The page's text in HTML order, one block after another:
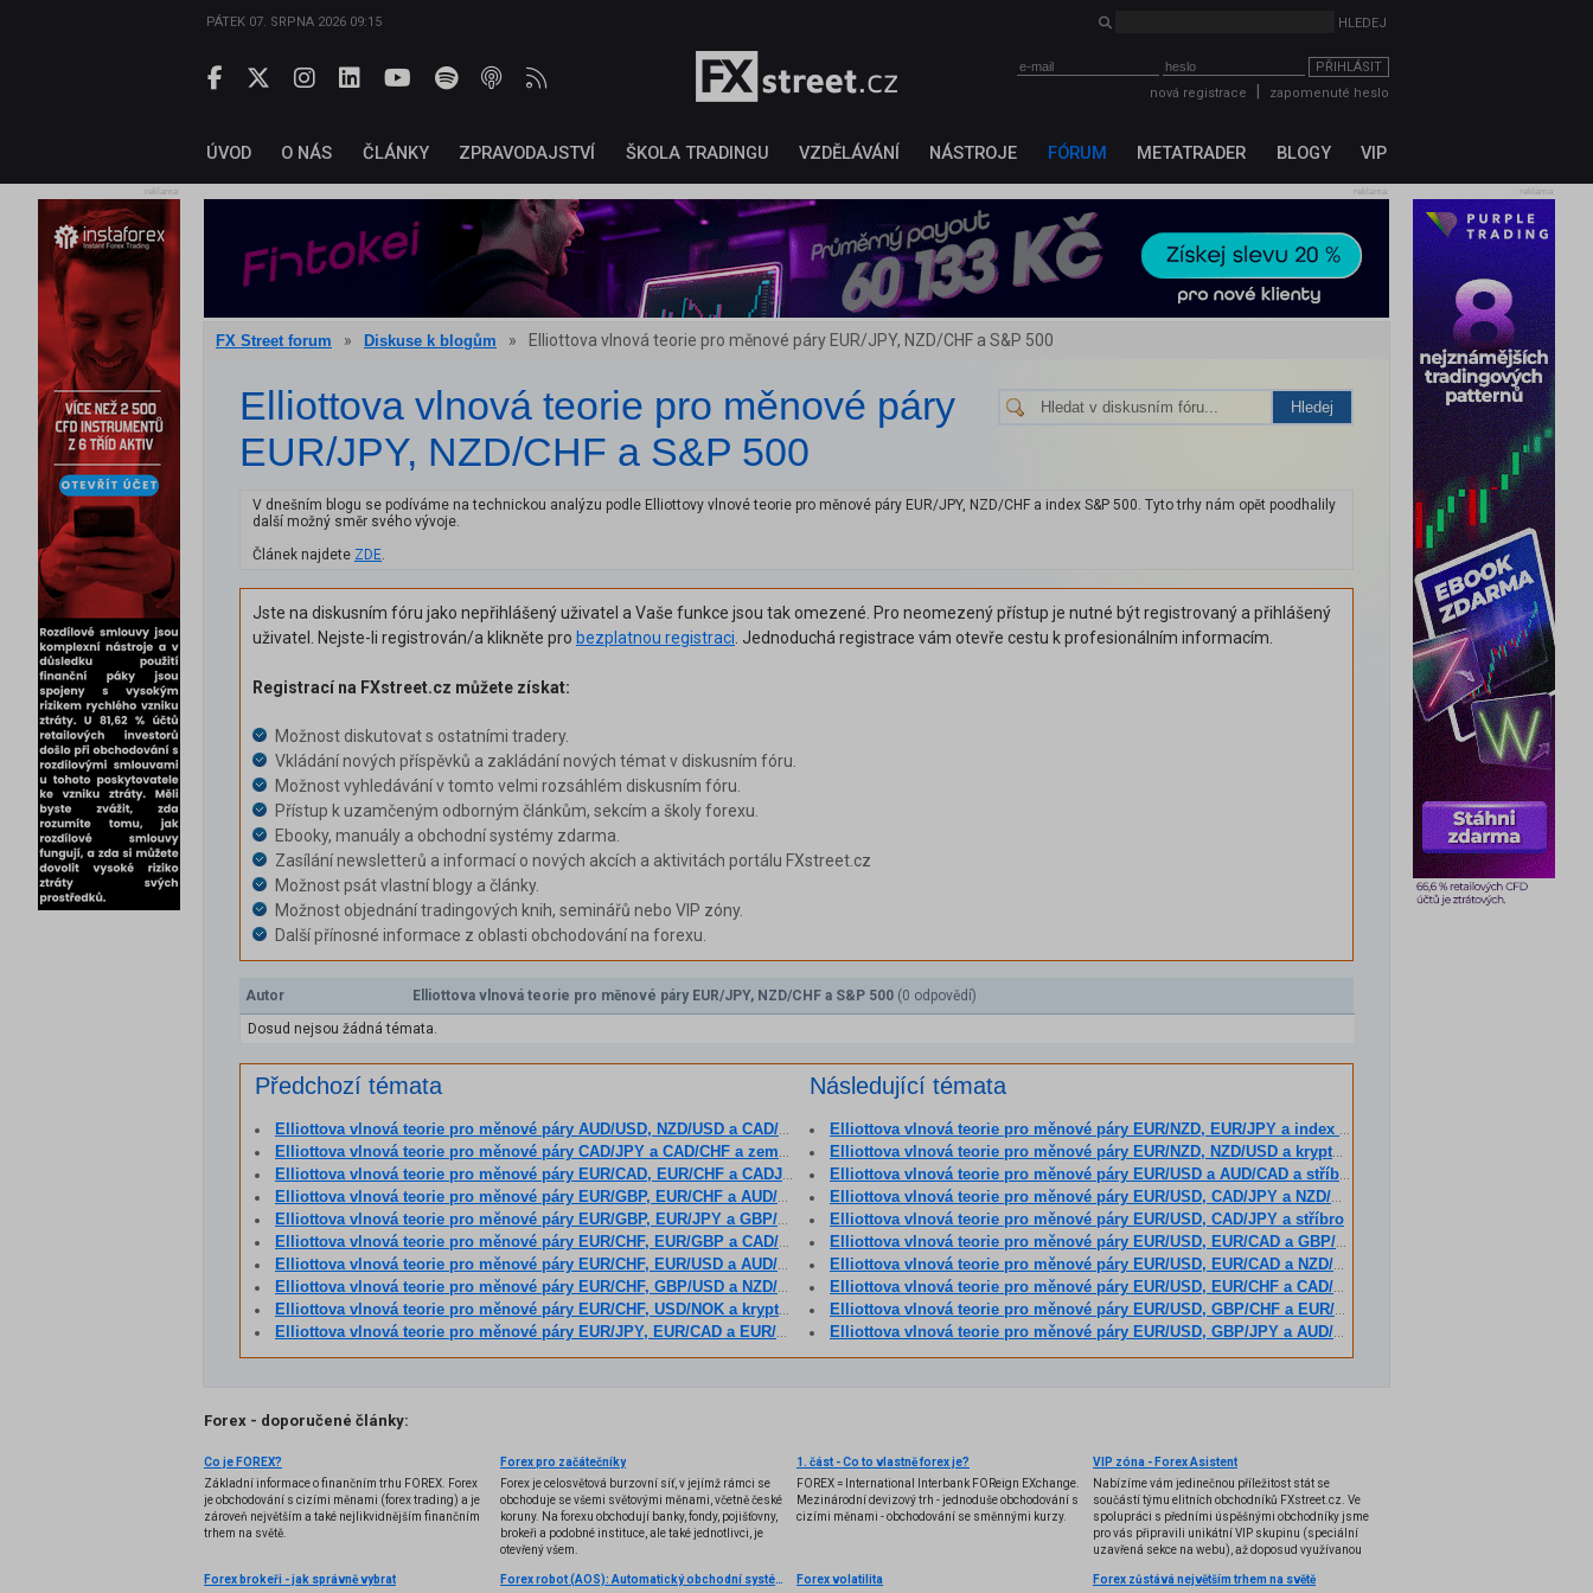
PÁTEK 07. SRPNA 2026 09:15
PŘIHLÁSIT
nová registrace
zapomenuté heslo
ÚVOD O NÁS ČLÁNKY ZPRAVODAJSTVÍ ŠKOLA TRADINGU VZDĚLÁVÁNÍ NÁSTROJE FÓRUM METATRADER BLOGY VIP
reklama reklama
reklama
FX Street forum » Diskuse k blogům » Elliottova vlnová teorie pro měnové páry EUR/JPY, NZD/CHF a S&P 500
Hledej
Elliottova vlnová teorie pro měnové páry
EUR/JPY, NZD/CHF a S&P 500
V dnešním blogu se podíváme na technickou analýzu podle Elliottovy vlnové teorie pro měnové páry EUR/JPY, NZD/CHF a index S&P 500. Tyto trhy nám opět poodhalily
další možný směr svého vývoje.
Článek najdete ZDE.
Jste na diskusním fóru jako nepřihlášený uživatel a Vaše funkce jsou tak omezené. Pro neomezený přístup je nutné být registrovaný a přihlášený
uživatel. Nejste-li registrován/a klikněte pro bezplatnou registraci. Jednoduchá registrace vám otevře cestu k profesionálním informacím.
Registrací na FXstreet.cz můžete získat:
Možnost diskutovat s ostatními tradery.
Vkládání nových příspěvků a zakládání nových témat v diskusním fóru.
Možnost vyhledávání v tomto velmi rozsáhlém diskusním fóru.
Přístup k uzamčeným odborným článkům, sekcím a školy forexu.
Ebooky, manuály a obchodní systémy zdarma.
Zasílání newsletterů a informací o nových akcích a aktivitách portálu FXstreet.cz
Možnost psát vlastní blogy a články.
Možnost objednání tradingových knih, seminářů nebo VIP zóny.
Další přínosné informace z oblasti obchodování na forexu.
Autor Elliottova vlnová teorie pro měnové páry EUR/JPY, NZD/CHF a S&P 500 (0 odpovědí)
Dosud nejsou žádná témata.
Předchozí témata
Elliottova vlnová teorie pro měnové páry AUD/USD, NZD/USD a CAD/CHF
Elliottova vlnová teorie pro měnové páry CAD/JPY a CAD/CHF a zemní plyn
Elliottova vlnová teorie pro měnové páry EUR/CAD, EUR/CHF a CADJPY
Elliottova vlnová teorie pro měnové páry EUR/GBP, EUR/CHF a AUD/CHF
Elliottova vlnová teorie pro měnové páry EUR/GBP, EUR/JPY a GBP/JPY
Elliottova vlnová teorie pro měnové páry EUR/CHF, EUR/GBP a CAD/CHF
Elliottova vlnová teorie pro měnové páry EUR/CHF, EUR/USD a AUD/USD
Elliottova vlnová teorie pro měnové páry EUR/CHF, GBP/USD a NZD/USD
Elliottova vlnová teorie pro měnové páry EUR/CHF, USD/NOK a kryptoměnu Bitcoin
Elliottova vlnová teorie pro měnové páry EUR/JPY, EUR/CAD a EUR/GBP
Následující témata
Elliottova vlnová teorie pro měnové páry EUR/NZD, EUR/JPY a index NASDAQ
Elliottova vlnová teorie pro měnové páry EUR/NZD, NZD/USD a kryptoměnu Ethereum
Elliottova vlnová teorie pro měnové páry EUR/USD a AUD/CAD a stříbro
Elliottova vlnová teorie pro měnové páry EUR/USD, CAD/JPY a NZD/CAD
Elliottova vlnová teorie pro měnové páry EUR/USD, CAD/JPY a stříbro
Elliottova vlnová teorie pro měnové páry EUR/USD, EUR/CAD a GBP/CHF
Elliottova vlnová teorie pro měnové páry EUR/USD, EUR/CAD a NZD/CHF
Elliottova vlnová teorie pro měnové páry EUR/USD, EUR/CHF a CAD/CHF
Elliottova vlnová teorie pro měnové páry EUR/USD, GBP/CHF a EUR/GBP
Elliottova vlnová teorie pro měnové páry EUR/USD, GBP/JPY a AUD/CHF
Forex - doporučené články:
Co je FOREX?
Základní informace o finančním trhu FOREX. Forex
je obchodování s cizími měnami (forex trading) a je
zároveň největším a také nejlikvidnějším finančním
trhem na světě.
Forex pro začátečníky
Forex je celosvětová burzovní síť, v jejímž rámci se
obchoduje se všemi světovými měnami, včetně české
koruny. Na forexu obchodují banky, fondy, pojišťovny,
brokeři a podobné instituce, ale také jednotlivci, je
otevřený všem.
1. část - Co to vlastně forex je?
FOREX = International Interbank FOReign EXchange.
Mezinárodní devizový trh - jednoduše obchodování s
cizími měnami - obchodování se směnnými kurzy.
VIP zóna - Forex Asistent
Nabízíme vám jedinečnou příležitost stát se
součástí týmu elitních obchodníků FXstreet.cz. Ve
spolupráci s předními úspěšnými obchodníky jsme
pro vás připravili unikátní VIP skupinu (speciální
uzavřená sekce na webu), až doposud využívanou
exkluzivní VIP indikátory, doposud úspěšně
Forex brokeři - jak správně vybrat
Forex robot (AOS): Automatický obchodní systém
Forex volatilita
Forex zůstává největším trhem na světě